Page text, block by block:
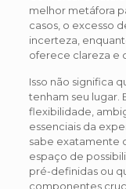
melhor metáfora
casos, o excesso
incerteza,
oferece clareza e
Isso não significa
tenham seu lugar.
flexibilidade,
essenciais da
sabe exatamente
espaço de
pré-definidas ou
componentes